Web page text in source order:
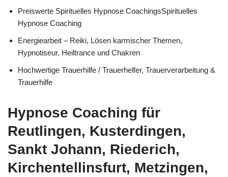
Preiswerte Spirituelles Hypnose CoachingsSpirituelles
Hypnose Coaching
Energiearbeit – Reiki, Lösen karmischer Themen,
Hypnotiseur, Heiltrance und Chakren
Hochwertige Trauerhilfe / Trauerhelfer, Trauerverarbeitung &
Trauerhilfe
Hypnose Coaching für
Reutlingen, Kusterdingen,
Sankt Johann, Riederich,
Kirchentellinsfurt, Metzingen,